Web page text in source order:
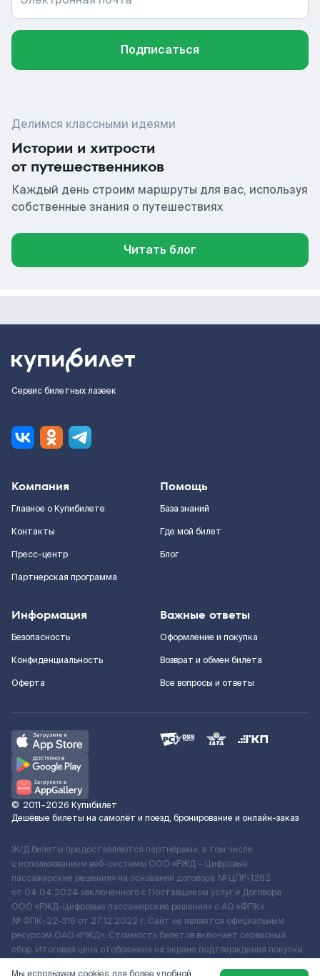
Подписаться
Делимся классными идеями
Истории и хитрости
от путешественников
Каждый день строим маршруты для вас, используя
собственные знания о путешествиях
Читать блог
Сервис билетных лазеек
Компания
Главное о Купибилете
Контакты
Пресс-центр
Партнерская программа
Помощь
База знаний
Где мой билет
Блог
Информация
Безопасность
Конфиденциальность
Оферта
Важные ответы
Оформление и покупка
Возврат и обмен билета
Все вопросы и ответы
© 2011–2026 Купибилет
Дешёвые билеты на самолёт и поезд, бронирование и онлайн-заказ
Ж/Д билеты предоставляются партнёрами, в том числе
с использованием веб-системы ООО «РЖД – Цифровые
пассажирские решения» на основании договора № ЦПР-1282
от 04.04.2024 заключенного с Поставщиком услуг и Договора
ООО «РЖД-Цифровые пассажирские решения» c АО «ФПК»
№ ФПК-22-316 от 27.12.2022 г. Сайт не является официальным
ресурсом ОАО «РЖД». Стоимость билетов включает сервисный
сбор. Итоговая цена отображена на экране подтверждения покупки.